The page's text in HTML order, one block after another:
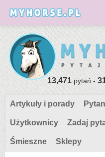
13,471pytań -
Artykuły i porady
Użytkownicy Zadaj
Śmieszne Sklepy